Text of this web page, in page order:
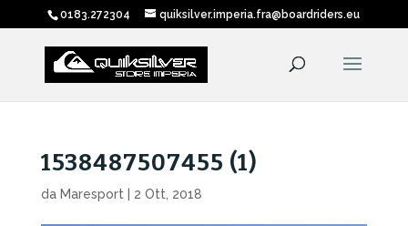
0183.272304 quiksilver.imperia.fra@boardriders.eu
1538487507455 (1)
da Maresport 2 Ott, 2018